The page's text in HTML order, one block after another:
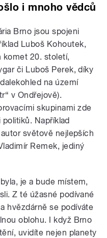
i mnoho vědců
Brno jsou spojeni
Luboš Kohoutek,
komet 20. století,
či Luboš Perek, díky
na území
v Ondřejově).
skupinami zde
Například
světově nejlepších
Remek, jediný
je a bude místem,
Z té úžasné podívané
hvězdárně se podíváte
oblohu. I když Brno
uvidíte nejen planety